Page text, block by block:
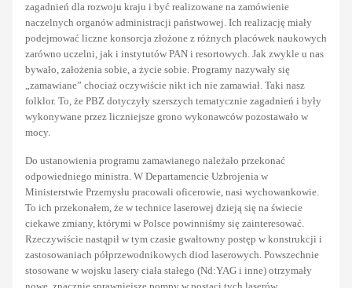
zagadnień dla rozwoju kraju i być realizowane na zamówienie
naczelnych organów administracji państwowej. Ich realizację miały
podejmować liczne konsorcja złożone z różnych placówek naukowych
zarówno uczelni, jak i instytutów PAN i resortowych. Jak zwykle u nas
bywało, założenia sobie, a życie sobie. Programy nazywały się
„zamawiane” chociaż oczywiście nikt ich nie zamawiał. Taki nasz
folklor. To, że PBZ dotyczyły szerszych tematycznie zagadnień i były
wykonywane przez liczniejsze grono wykonawców pozostawało w
mocy.
Do ustanowienia programu zamawianego należało przekonać
odpowiedniego ministra. W Departamencie Uzbrojenia w
Ministerstwie Przemysłu pracowali oficerowie, nasi wychowankowie.
To ich przekonałem, że w technice laserowej dzieją się na świecie
ciekawe zmiany, którymi w Polsce powinniśmy się zainteresować.
Rzeczywiście nastąpił w tym czasie gwałtowny postęp w konstrukcji i
zastosowaniach półprzewodnikowych diod laserowych. Powszechnie
stosowane w wojsku lasery ciała stałego (Nd:YAG i inne) otrzymały